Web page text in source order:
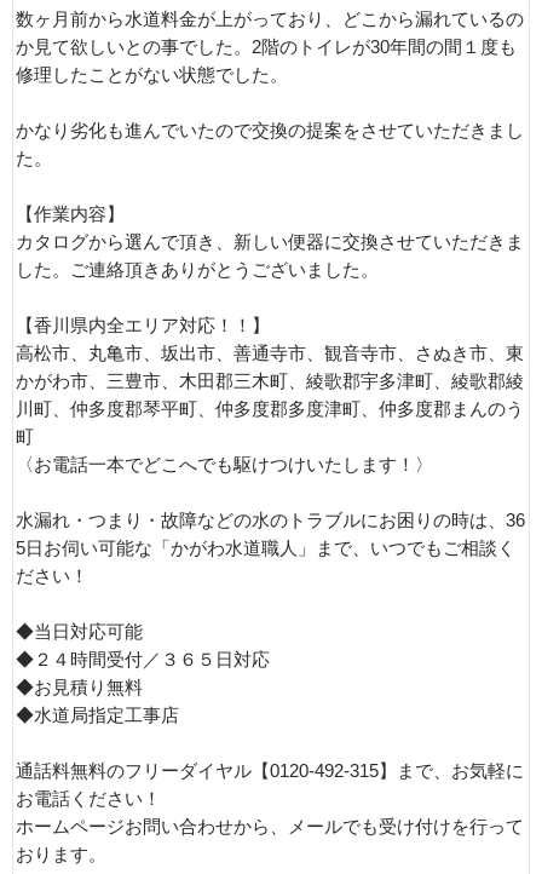
数ヶ月前から水道料金が上がっており、どこから漏れているの
か見て欲しいとの事でした。2階のトイレが30年間の間１度も
修理したことがない状態でした。
かなり劣化も進んでいたので交換の提案をさせていただきまし
た。
【作業内容】
カタログから選んで頂き、新しい便器に交換させていただきま
した。ご連絡頂きありがとうございました。
【香川県内全エリア対応！！】
高松市、丸亀市、坂出市、善通寺市、観音寺市、さぬき市、東
かがわ市、三豊市、木田郡三木町、綾歌郡宇多津町、綾歌郡綾
川町、仲多度郡琴平町、仲多度郡多度津町、仲多度郡まんのう
町
〈お電話一本でどこへでも駆けつけいたします！〉
水漏れ・つまり・故障などの水のトラブルにお困りの時は、36
5日お伺い可能な「かがわ水道職人」まで、いつでもご相談く
ださい！
◆当日対応可能
◆２４時間受付／３６５日対応
◆お見積り無料
◆水道局指定工事店
通話料無料のフリーダイヤル【0120-492-315】まで、お気軽に
お電話ください！
ホームページお問い合わせから、メールでも受け付けを行って
おります。